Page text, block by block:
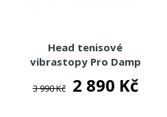
Head tenisové
vibrastopy Pro Damp
3 990 Kč 2 890 Kč